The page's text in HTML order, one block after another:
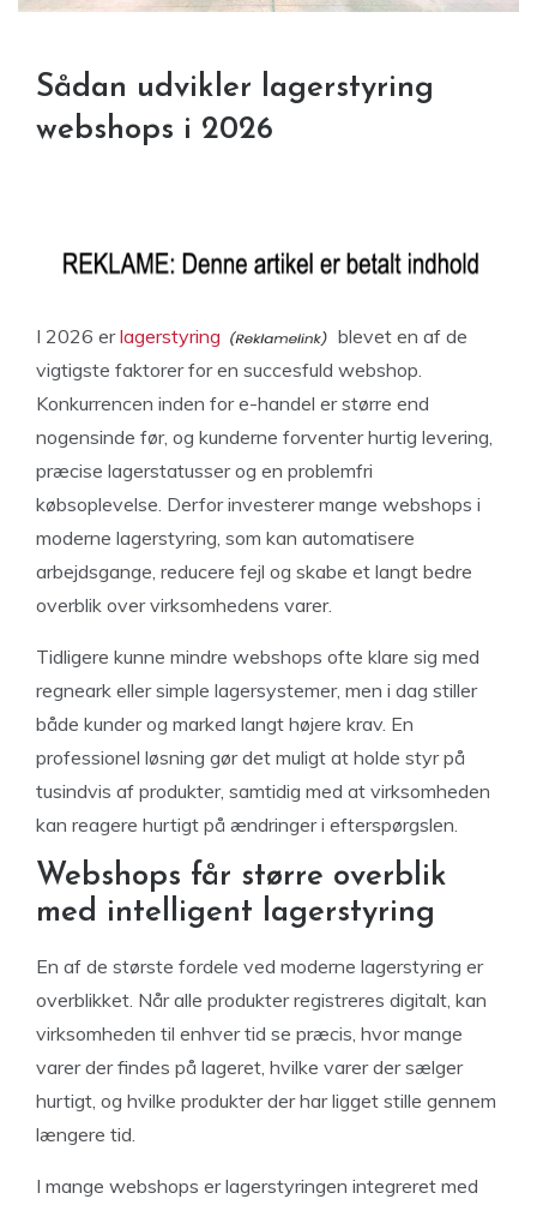
Sådan udvikler lagerstyring
webshops i 2026
I 2026 erlagerstyring
blevet en af de
vigtigste faktorer for en succesfuld webshop.
Konkurrencen inden for e-handel er større end
nogensinde før, og kunderne forventer hurtig levering,
præcise lagerstatusser og en problemfri
købsoplevelse. Derfor investerer mange webshops i
moderne lagerstyring, som kan automatisere
arbejdsgange, reducere fejl og skabe et langt bedre
overblik over virksomhedens varer.
Tidligere kunne mindre webshops ofte klare sig med
regneark eller simple lagersystemer, men i dag stiller
både kunder og marked langt højere krav. En
professionel løsning gør det muligt at holde styr på
tusindvis af produkter, samtidig med at virksomheden
kan reagere hurtigt på ændringer i efterspørgslen.
Webshops får større overblik
med intelligent lagerstyring
En af de største fordele ved moderne lagerstyring er
overblikket. Når alle produkter registreres digitalt, kan
virksomheden til enhver tid se præcis, hvor mange
varer der findes på lageret, hvilke varer der sælger
hurtigt, og hvilke produkter der har ligget stille gennem
længere tid.
I mange webshops er lagerstyringen integreret med